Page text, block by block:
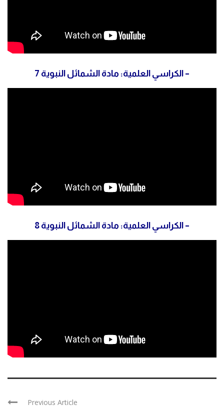
– الكراسي العلمية: مادة الشمائل النبوية 7
– الكراسي العلمية: مادة الشمائل النبوية 8
Previous Article